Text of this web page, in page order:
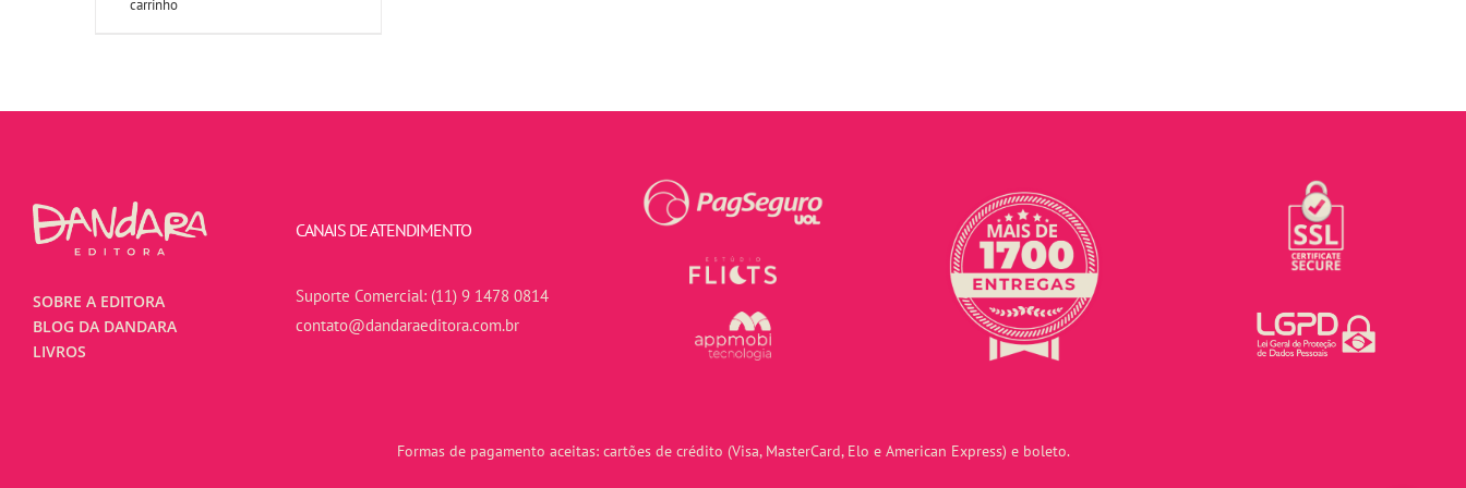
carrinho
SOBRE A EDITORA
BLOG DA DANDARA
LIVROS
CANAIS DE ATENDIMENTO
Suporte Comercial: (11) 9 1478 0814
contato@dandaraeditora.com.br
Formas de pagamento aceitas: cartões de crédito (Visa, MasterCard, Elo e American Express) e boleto.